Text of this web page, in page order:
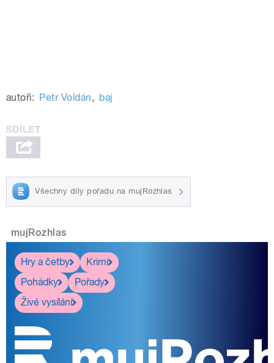
autoři: Petr Voldán, baj
Všechny díly pořadu na mujRozhlas
mujRozhlas
Hry a četby
Krimi
Pohádky
Pořady
Živé vysílání